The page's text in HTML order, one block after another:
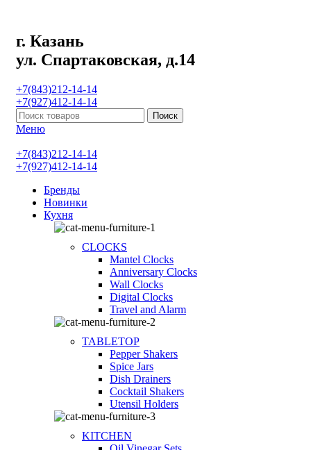
г. Казань
ул. Спартаковская, д.14
+7(843)212-14-14
+7(927)412-14-14
Поиск
Меню
+7(843)212-14-14
+7(927)412-14-14
Бренды
Новинки
Кухня
CLOCKS
Mantel Clocks
Anniversary Clocks
Wall Clocks
Digital Clocks
Travel and Alarm
TABLETOP
Pepper Shakers
Spice Jars
Dish Drainers
Сocktail Shakers
Utensil Holders
KITCHEN